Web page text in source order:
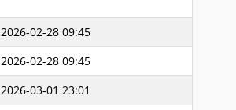
2026-02-28 09:45
2026-02-28 09:45
2026-03-01 23:01